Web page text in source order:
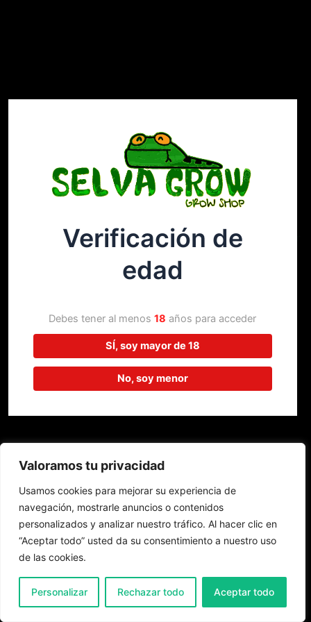
Valoramos tu privacidad
Usamos cookies para mejorar su experiencia de
navegación, mostrarle anuncios o contenidos
personalizados y analizar nuestro tráfico. Al hacer clic en
“Aceptar todo” usted da su consentimiento a nuestro uso
de las cookies.
Personalizar Rechazar todo Aceptar todo
¡Disculpa este desastre! Estamos
trabajando en algo increíble,
¡vuelve pronto!
Verificación de
edad
Debes tener al menos18 años para acceder
SÍ, soy mayor de 18
No, soy menor